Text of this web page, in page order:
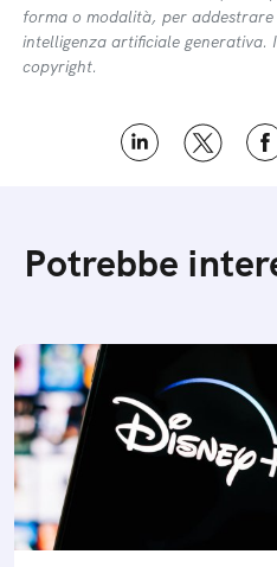
forma o modalità, per
intelligenza artificiale generativa.
copyright.
Potrebbe